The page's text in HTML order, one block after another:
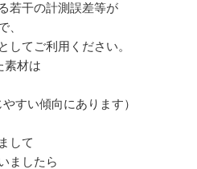
若干の計測誤差等が
、
してご利用ください。
素材は
すい傾向にあります）
して
ましたら